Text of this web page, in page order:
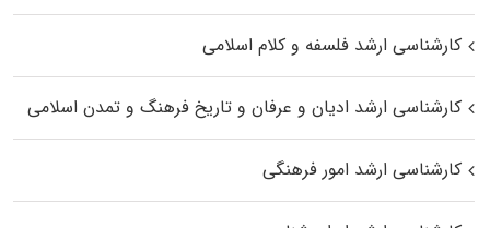
کارشناسی ارشد فلسفه و کلام اسلامی
کارشناسی ارشد ادیان و عرفان و تاریخ فرهنگ و تمدن اسلامی
کارشناسی ارشد امور فرهنگی